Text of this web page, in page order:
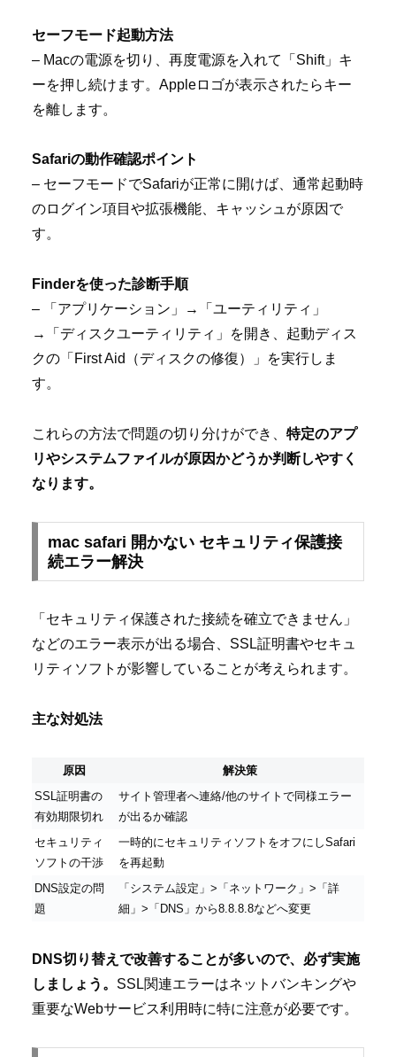
セーフモード起動方法
– Macの電源を切り、再度電源を入れて「Shift」キ
ーを押し続けます。Appleロゴが表示されたらキー
を離します。
Safariの動作確認ポイント
– セーフモードでSafariが正常に開けば、通常起動時
のログイン項目や拡張機能、キャッシュが原因で
す。
Finderを使った診断手順
– 「アプリケーション」→「ユーティリティ」
→「ディスクユーティリティ」を開き、起動ディス
クの「First Aid（ディスクの修復）」を実行しま
す。
これらの方法で問題の切り分けができ、 特定のアプ
リやシステムファイルが原因かどうか判断しやすく
なります。
mac safari 開かない セキュリティ保護接
続エラー解決
「セキュリティ保護された接続を確立できません」
などのエラー表示が出る場合、SSL証明書やセキュ
リティソフトが影響していることが考えられます。
主な対処法
原因
解決策
SSL証明書の
有効期限切れ
サイト管理者へ連絡/他のサイトで同様エラー
が出るか確認
セキュリティ
ソフトの干渉
一時的にセキュリティソフトをオフにしSafari
を再起動
DNS設定の問
題
「システム設定」>「ネットワーク」>「詳
細」>「DNS」から8.8.8.8などへ変更
DNS切り替えで改善することが多いので、必ず実施
しましょう。 SSL関連エラーはネットバンキングや
重要なWebサービス利用時に特に注意が必要です。